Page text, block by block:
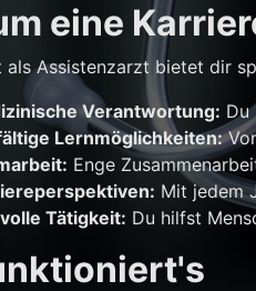
eine
als Assistenzarzt bietet dir
Verantwortung: Du
Lernmöglichkeiten:
Enge
Mit jedem
Tätigkeit: Du hilfst